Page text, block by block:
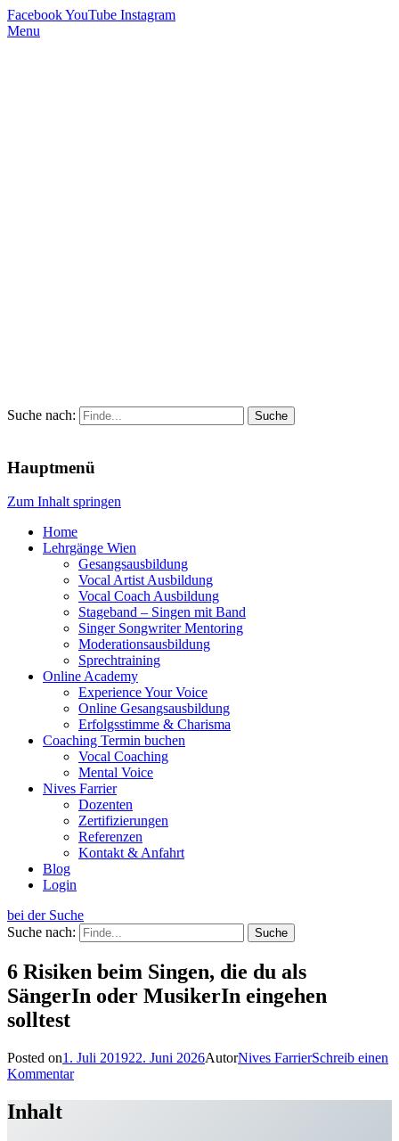
FacebookYouTube Instagram
Menu
Suche nach:
Hauptmenü
Zum Inhalt springen
Home
Lehrgänge Wien
Gesangsausbildung
Vocal Artist Ausbildung
Vocal Coach Ausbildung
Stageband – Singen mit Band
Singer Songwriter Mentoring
Moderationsausbildung
Sprechtraining
Online Academy
Experience Your Voice
Online Gesangsausbildung
Erfolgsstimme & Charisma
Coaching Termin buchen
Vocal Coaching
Mental Voice
Nives Farrier
Dozenten
Zertifizierungen
Referenzen
Kontakt & Anfahrt
Blog
Login
bei der Suche
Suche nach:
6 Risiken beim Singen, die du als
SängerIn oder MusikerIn eingehen
solltest
Posted on1. Juli 201922. Juni 2026AutorNives FarrierSchreib einen
Kommentar
Inhalt